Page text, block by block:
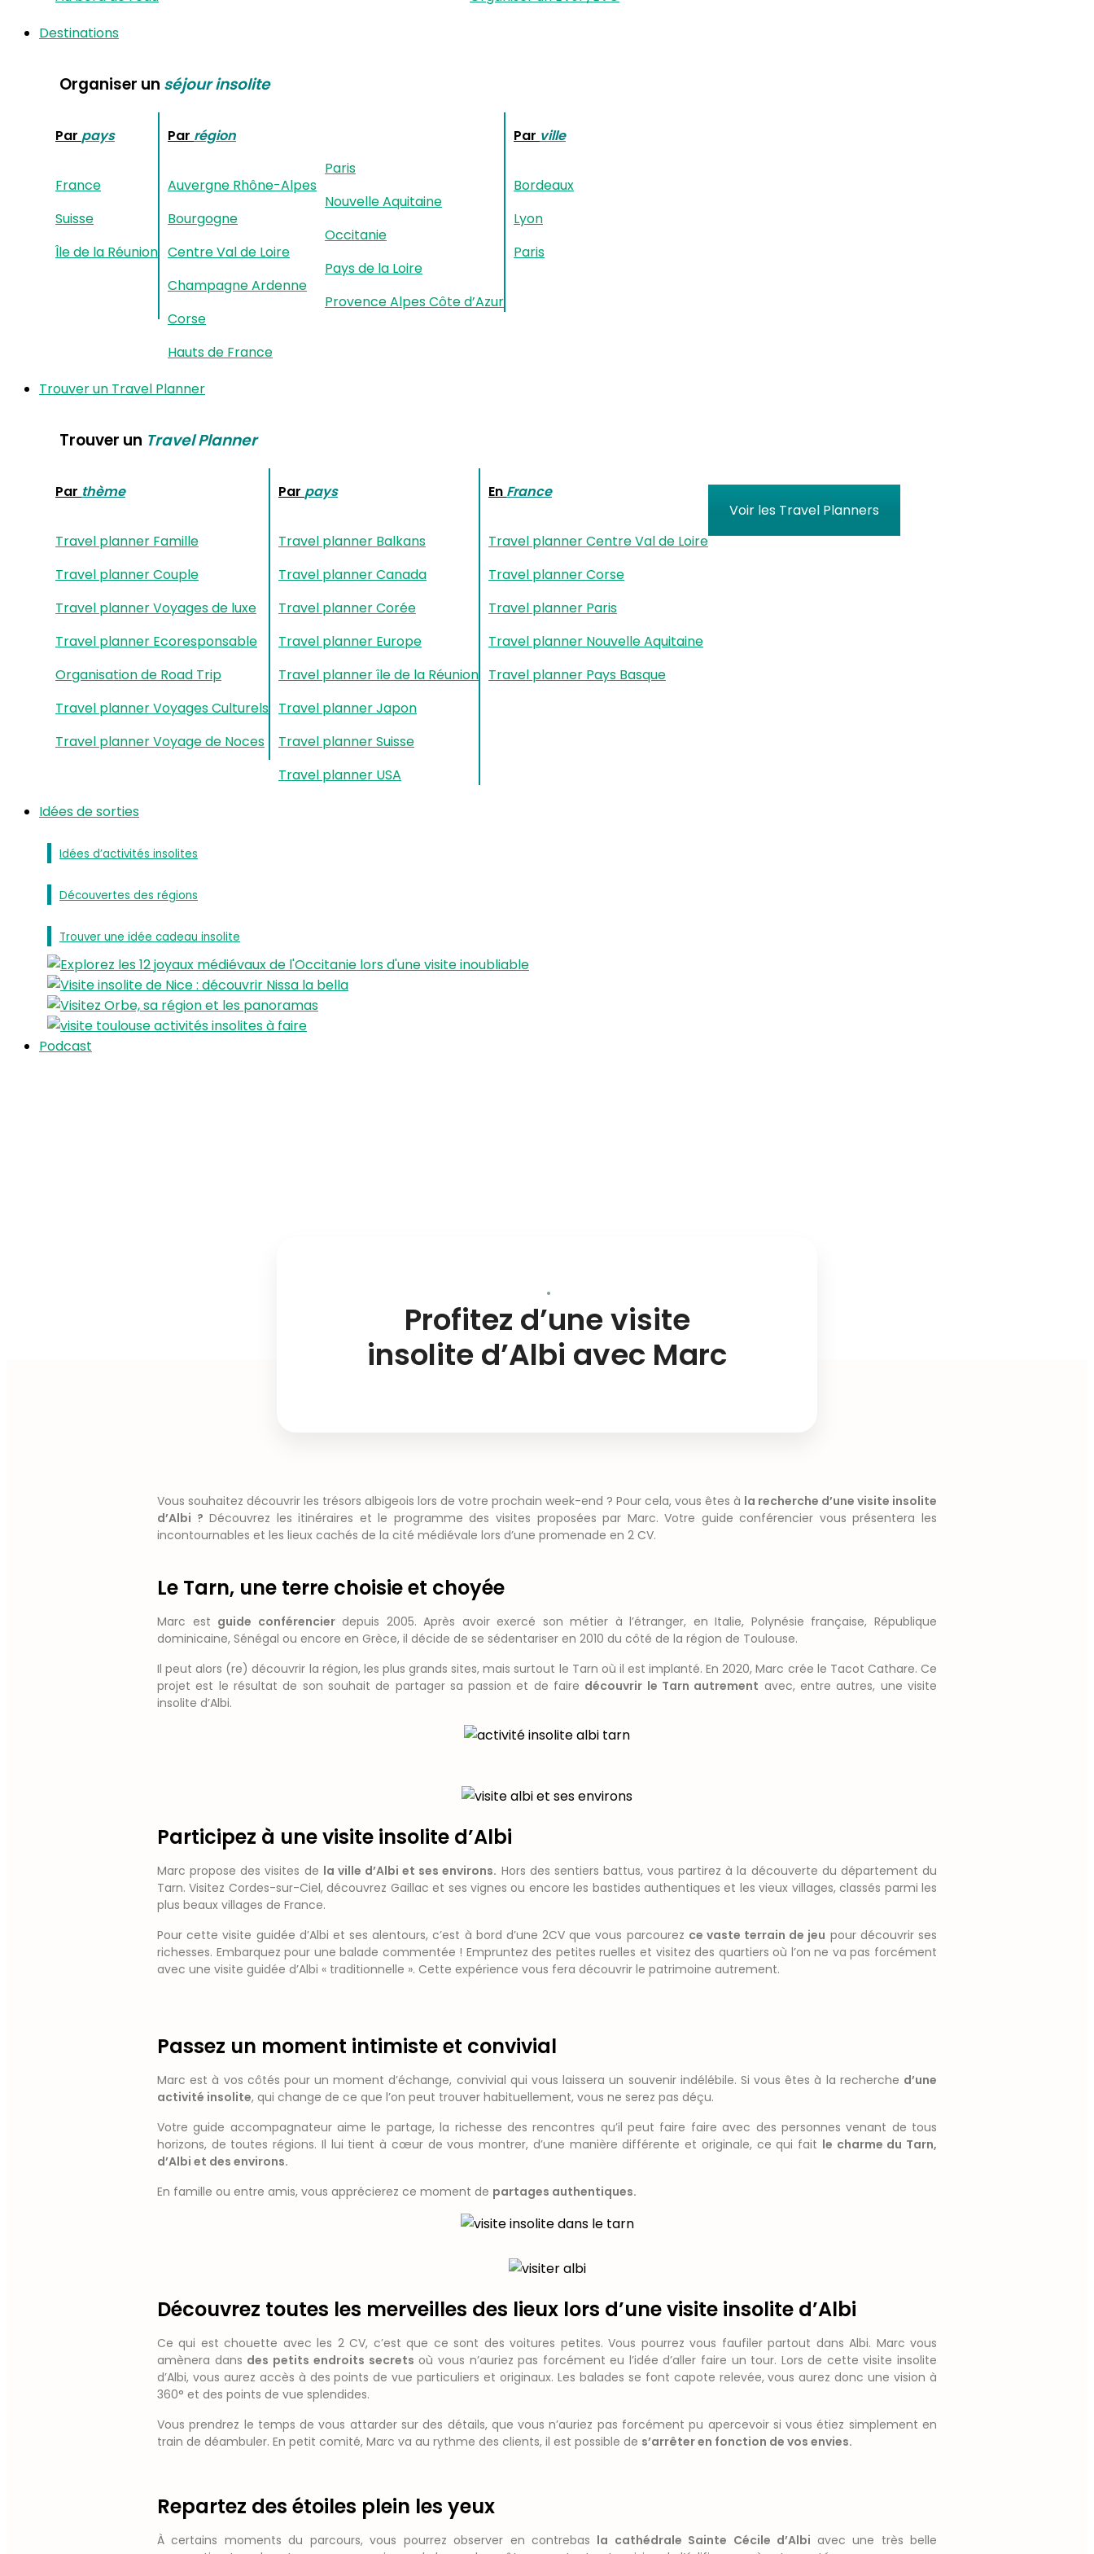
Destinations
Organiser un séjour insolite
Par pays
France
Suisse
Île de la Réunion
Par région
Auvergne Rhône-Alpes
Bourgogne
Centre Val de Loire
Champagne Ardenne
Corse
Hauts de France
Paris
Nouvelle Aquitaine
Occitanie
Pays de la Loire
Provence Alpes Côte d’Azur
Par ville
Bordeaux
Lyon
Paris
Trouver un Travel Planner
Trouver un Travel Planner
Par thème
Travel planner Famille
Travel planner Couple
Travel planner Voyages de luxe
Travel planner Ecoresponsable
Organisation de Road Trip
Travel planner Voyages Culturels
Travel planner Voyage de Noces
Par pays
Travel planner Balkans
Travel planner Canada
Travel planner Corée
Travel planner Europe
Travel planner île de la Réunion
Travel planner Japon
Travel planner Suisse
Travel planner USA
En France
Travel planner Centre Val de Loire
Travel planner Corse
Travel planner Paris
Travel planner Nouvelle Aquitaine
Travel planner Pays Basque
Voir les Travel Planners
Idées de sorties
Idées d’activités insolites
Découvertes des régions
Trouver une idée cadeau insolite
Podcast
Profitez d’une visite
insolite d’Albi avec Marc
Vous souhaitez découvrir les trésors albigeois lors de votre prochain week-end ? Pour cela, vous êtes à la recherche d’une visite insolite
d’Albi ? Découvrez les itinéraires et le programme des visites proposées par Marc. Votre guide conférencier vous présentera les
incontournables et les lieux cachés de la cité médiévale lors d’une promenade en 2 CV.
Le Tarn, une terre choisie et choyée
Marc est guide conférencierdepuis 2005. Après avoir exercé son métier à l’étranger, en Italie, Polynésie française, République
dominicaine, Sénégal ou encore en Grèce, il décide de se sédentariser en 2010 du côté de la région de Toulouse.
Il peut alors (re) découvrir la région, les plus grands sites, mais surtout le Tarn où il est implanté. En 2020, Marc crée le Tacot Cathare. Ce
projet est le résultat de son souhait de partager sa passion et de faire découvrir le Tarn autrement avec, entre autres, une visite
insolite d’Albi.
Participez à une visite insolite d’Albi
Marc propose des visites de la ville d’Albi et ses environs. Hors des sentiers battus, vous partirez à la découverte du département du
Tarn. Visitez Cordes-sur-Ciel, découvrez Gaillac et ses vignes ou encore les bastides authentiques et les vieux villages, classés parmi les
plus beaux villages de France.
Pour cette visite guidée d’Albi et ses alentours, c’est à bord d’une 2CV que vous parcourez ce vaste terrain de jeu pour découvrir ses
richesses. Embarquez pour une balade commentée ! Empruntez des petites ruelles et visitez des quartiers où l’on ne va pas forcément
avec une visite guidée d’Albi « traditionnelle ». Cette expérience vous fera découvrir le patrimoine autrement.
Passez un moment intimiste et convivial
Marc est à vos côtés pour un moment d’échange, convivial qui vous laissera un souvenir indélébile. Si vous êtes à la recherche d’une
activité insolite, qui change de ce que l’on peut trouver habituellement, vous ne serez pas déçu.
Votre guide accompagnateur aime le partage, la richesse des rencontres qu’il peut faire faire avec des personnes venant de tous
horizons, de toutes régions. Il lui tient à cœur de vous montrer, d’une manière différente et originale, ce qui fait le charme du Tarn,
d’Albi et des environs.
En famille ou entre amis, vous apprécierez ce moment de partages authentiques.
Découvrez toutes les merveilles des lieux lors d’une visite insolite d’Albi
Ce qui est chouette avec les 2 CV, c’est que ce sont des voitures petites. Vous pourrez vous faufiler partout dans Albi. Marc vous
amènera dans des petits endroits secrets où vous n’auriez pas forcément eu l’idée d’aller faire un tour. Lors de cette visite insolite
d’Albi, vous aurez accès à des points de vue particuliers et originaux. Les balades se font capote relevée, vous aurez donc une vision à
360° et des points de vue splendides.
Vous prendrez le temps de vous attarder sur des détails, que vous n’auriez pas forcément pu apercevoir si vous étiez simplement en
train de déambuler. En petit comité, Marc va au rythme des clients, il est possible de s’arrêter en fonction de vos envies.
Repartez des étoiles plein les yeux
À certains moments du parcours, vous pourrez observer en contrebas la cathédrale Sainte Cécile d’Albi avec une très belle